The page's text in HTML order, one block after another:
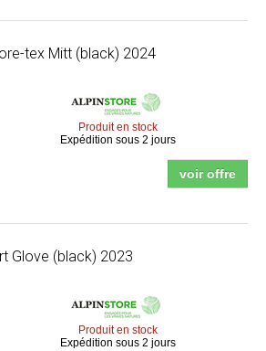
tex Mitt (black) 2024
Produit en stock
Expédition sous 2 jours
voir offre
Glove (black) 2023
Produit en stock
Expédition sous 2 jours